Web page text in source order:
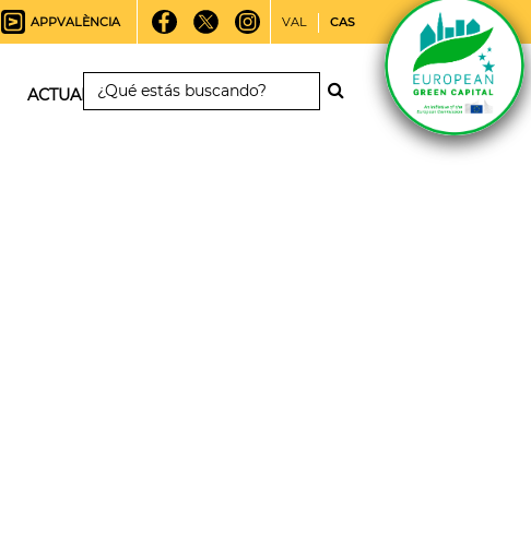
APPVALÈNCIA VAL CAS
ACTUALIDAD